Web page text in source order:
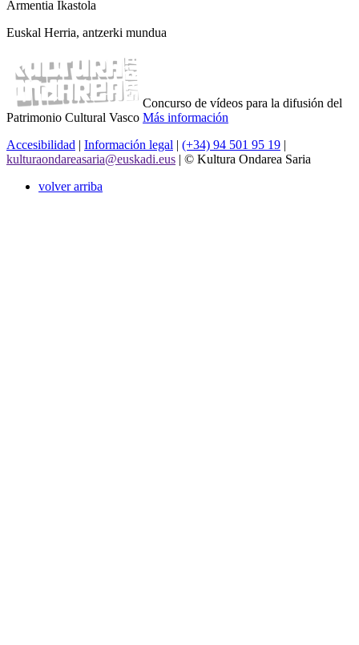
Armentia Ikastola
Euskal Herria, antzerki mundua
Concurso de vídeos para la difusión del
Patrimonio Cultural Vasco Más información
Accesibilidad | Información legal | (+34) 94 501 95 19 |
kulturaondareasaria@euskadi.eus | © Kultura Ondarea Saria
volver arriba